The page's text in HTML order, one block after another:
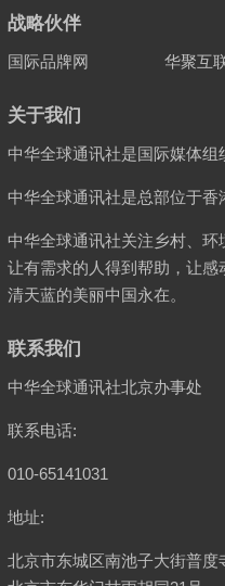
战略伙伴
国际品牌网 华聚互
关于我们
中华全球通讯社是国际媒体组
中华全球通讯社是总部位于香
中华全球通讯社关注乡村、环
让有需求的人得到帮助，让
清天蓝的美丽中国永在。
联系我们
中华全球通讯社北京办事处
联系电话:
010-65141031
地址:
北京市东城区南池子大街普度